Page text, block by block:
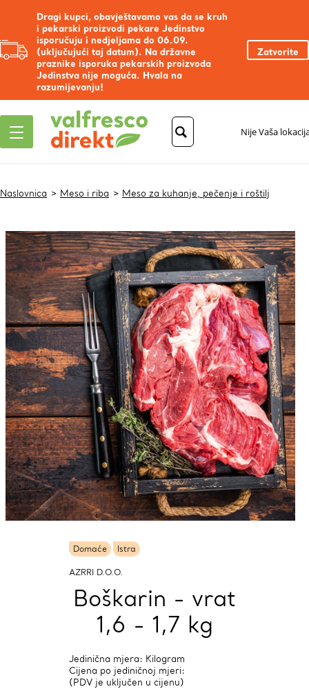
Dragi kupci, obavještavamo vas da se kruh
i pekarski proizvodi pekare Jedinstvo
isporučuju i nedjeljama do 06.09.
(uključujući taj datum). Na državne
praznike isporuka pekarskih proizvoda
Jedinstva nije moguća. Hvala na
razumijevanju!
Zatvorite
Nije Vaša
Naslovnica Meso i riba Meso za kuhanje, pečenje i roštilj
Domaće Istra
AZRRI D.O.O.
Boškarin - vrat
1,6 - 1,7 kg
Jedinična mjera: Kilogram
Cijena po jediničnoj mjeri:
(PDV je uključen u cijenu)